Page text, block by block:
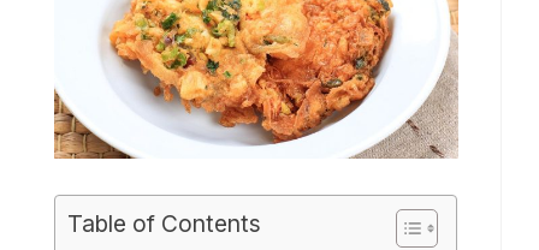
Table of Contents